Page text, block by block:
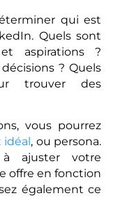
qui est
Quels sont
aspirations ?
? Quels
trouver des
vous pourrez
, ou persona.
ajuster votre
offre en fonction
également ce